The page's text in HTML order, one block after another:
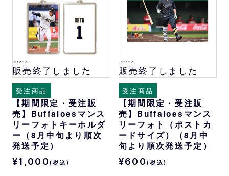
販売終了しました
受注商品
【期間限定・受注販
売】Buffaloesマンス
リーフォトキーホルダ
ー（8月中旬より順次
発送予定）
¥1,000 (税込)
販売終了しました
受注商品
【期間限定・受注販
売】Buffaloesマンス
リーフォト（ポストカ
ードサイズ）（8月中
旬より順次発送予定）
¥600(税込)